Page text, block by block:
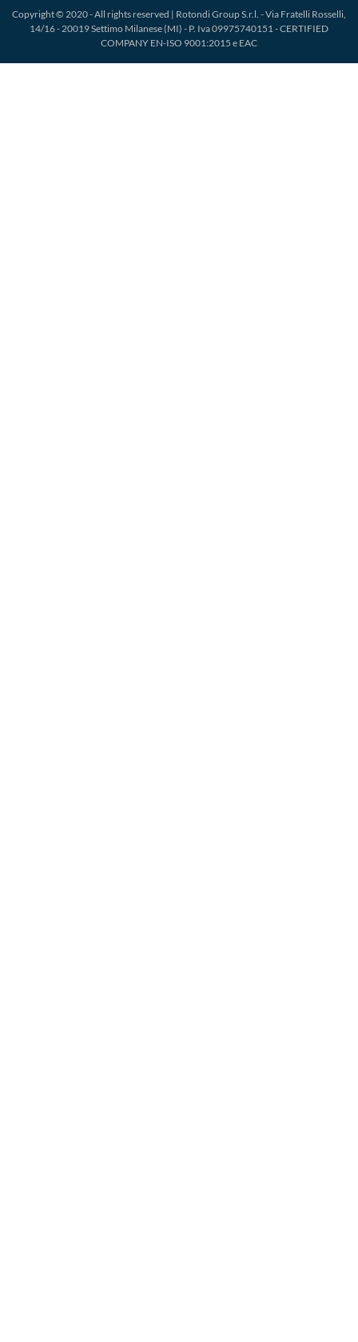
Copyright © 2020 - All rights reserved | Rotondi Group S.r.l. - Via Fratelli Rosselli,
14/16 - 20019 Settimo Milanese (MI) - P. Iva 09975740151 - CERTIFIED
COMPANY EN-ISO 9001:2015 e EAC